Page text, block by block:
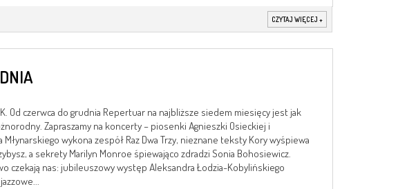
CZYTAJ WIĘCEJ +
Od czerwca do grudnia Repertuar na najbliższe siedem miesięcy jest jak
Zapraszamy na koncerty – piosenki Agnieszki Osieckiej i
Młynarskiego wykona zespół Raz Dwa Trzy, nieznane teksty Kory wyśpiewa
a sekrety Marilyn Monroe śpiewająco zdradzi Sonia Bohosiewicz.
czekają nas: jubileuszowy występ Aleksandra Łodzia-Kobylińskiego